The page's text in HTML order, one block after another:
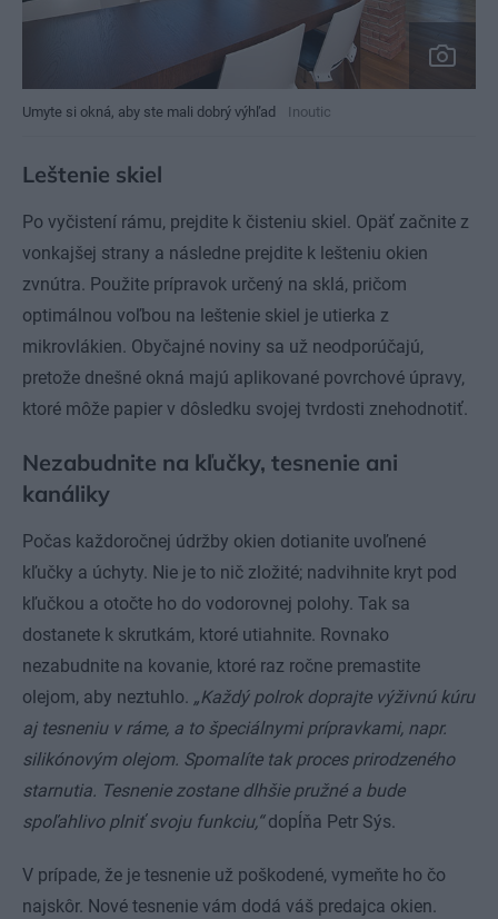
Umyte si okná, aby ste mali dobrý výhľad Inoutic
Leštenie skiel
Po vyčistení rámu, prejdite k čisteniu skiel. Opäť začnite z
vonkajšej strany a následne prejdite k lešteniu okien
zvnútra. Použite prípravok určený na sklá, pričom
optimálnou voľbou na leštenie skiel je utierka z
mikrovlákien. Obyčajné noviny sa už neodporúčajú,
pretože dnešné okná majú aplikované povrchové úpravy,
ktoré môže papier v dôsledku svojej tvrdosti znehodnotiť.
Nezabudnite na kľučky, tesnenie ani
kanáliky
Počas každoročnej údržby okien dotianite uvoľnené
kľučky a úchyty. Nie je to nič zložité; nadvihnite kryt pod
kľučkou a otočte ho do vodorovnej polohy. Tak sa
dostanete k skrutkám, ktoré utiahnite. Rovnako
nezabudnite na kovanie, ktoré raz ročne premastite
olejom, aby neztuhlo. „Každý polrok doprajte výživnú kúru
aj tesneniu v ráme, a to špeciálnymi prípravkami, napr.
silikónovým olejom. Spomalíte tak proces prirodzeného
starnutia. Tesnenie zostane dlhšie pružné a bude
spoľahlivo plniť svoju funkciu,“dopĺňa Petr Sýs.
V prípade, že je tesnenie už poškodené, vymeňte ho čo
najskôr. Nové tesnenie vám dodá váš predajca okien.